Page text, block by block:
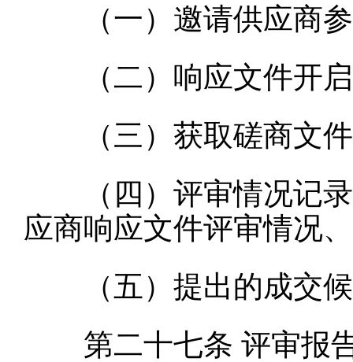
（一）邀请供应商参
（二）响应文件开启
（三）获取磋商文件
（四）评审情况记录
应商响应文件评审情况
（五）提出的成交候
第二十七条 评审报